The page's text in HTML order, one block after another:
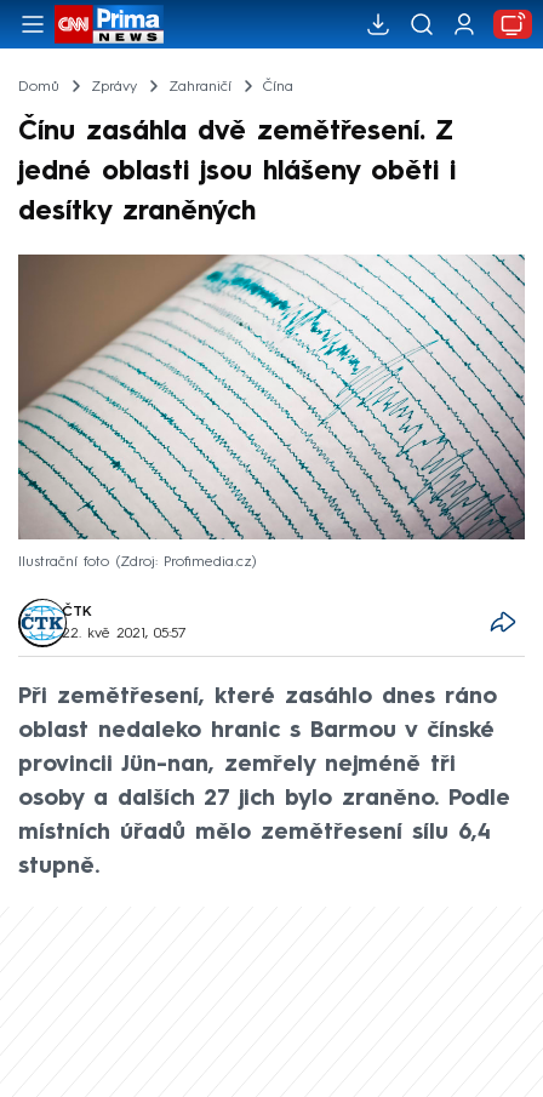
Domů Zprávy Zahraničí Čína
Čínu zasáhla dvě zemětřesení. Z
jedné oblasti jsou hlášeny oběti i
desítky zraněných
Ilustrační foto Zdroj: Profimedia.cz
ČTK
22. kvě 2021, 05:57
Při zemětřesení, které zasáhlo dnes ráno
oblast nedaleko hranic s Barmou v čínské
provincii Jün-nan, zemřely nejméně tři
osoby a dalších 27 jich bylo zraněno. Podle
místních úřadů mělo zemětřesení sílu 6,4
stupně.